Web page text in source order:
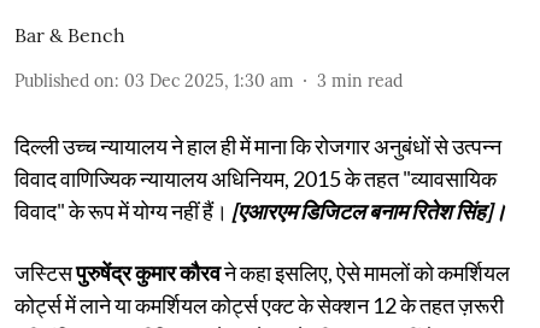
Bar & Bench
Published on: 03 Dec 2025, 1:30 am 3 min read
दिल्ली उच्च न्यायालय ने हाल ही में माना कि रोजगार अनुबंधों से उत्पन्न
विवाद वाणिज्यिक न्यायालय अधिनियम, 2015 के तहत "व्यावसायिक
विवाद" के रूप में योग्य नहीं हैं। [एआरएम डिजिटल बनाम रितेश सिंह]।
जस्टिसपुरुषेंद्र कुमार कौरवने कहा इसलिए, ऐसे मामलों को कमर्शियल
कोर्ट्स में लाने या कमर्शियल कोर्ट्स एक्ट के सेक्शन 12 के तहत ज़रूरी